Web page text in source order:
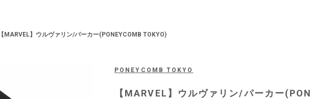
【MARVEL】ウルヴァリン/パーカー(PONEYCOMB TOKYO)
PONEYCOMB TOKYO
【MARVEL】ウルヴァリン/パーカー